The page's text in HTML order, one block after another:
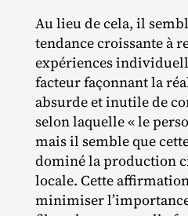
Au lieu de cela, il
tendance croissante à
expériences
facteur façonnant la
absurde et inutile de
selon laquelle « le
mais il semble que
dominé la production
locale. Cette
minimiser